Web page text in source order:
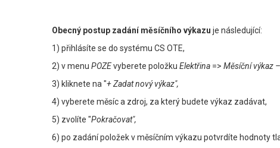
Obecný postup zadání měsíčního výkazu je následující:
1) přihlásíte se do systému CS OTE,
2) v menu POZEvyberete položku Elektřina => Měsíční výkaz
3) kliknete na "+ Zadat nový výkaz",
4) vyberete měsíc a zdroj, za který budete výkaz zadávat,
5) zvolíte "Pokračovat",
6) po zadání položek v měsíčním výkazu potvrdíte hodnoty